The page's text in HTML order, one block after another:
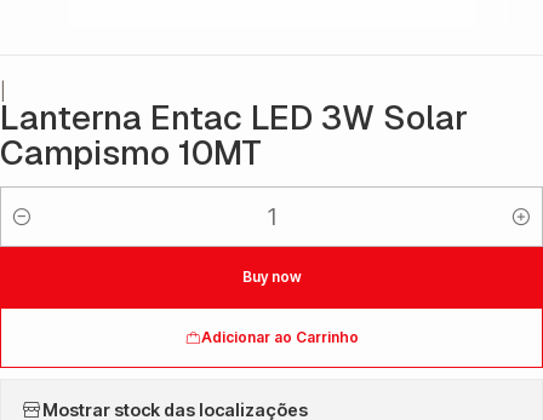
Lanterna Entac LED 3W Solar
Campismo 10MT
Quantidade
Adicionar ao Carrinho
Buy now
Mostrar stock das localizações